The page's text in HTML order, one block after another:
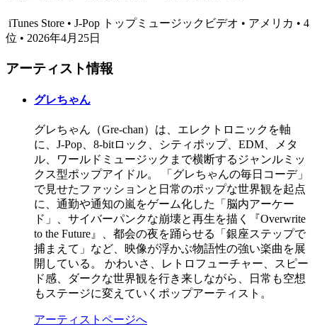
iTunes Store • J-Pop トップミュージックビデオ • アメリカ • 4
位 • 2026年4月25日
アーティスト情報
グレちゃん
グレちゃん（Gre-chan）は、エレクトロニックを軸
に、J-Pop、8-bitロック、シティポップ、EDM、メタ
ル、ワールドミュージックまで横断するジャンルミッ
クス型ポップアイドル。 「グレちゃんの毎日コーデ」
で見せたファッションと日常のポップな世界観を起点
に、通勤や通知の嵐をゲーム化した「脳内アーケー
ド」、サイバーパンクな崩壊と再生を描く『Overwrite
to the Future』、都会の夜を踊らせる「銀座ステップで
捕まえて」など、映像が浮かぶ物語性の強い楽曲を展
開している。 かわいさ、レトロフューチャー、スピー
ド感、ダークな世界観を行き来しながら、日常も空想
もステージに変えていくポップアーティスト。
アーティストページへ